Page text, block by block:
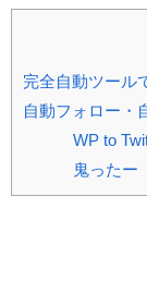
完全自動ツール
自動フォロー・
WP to
鬼ったー